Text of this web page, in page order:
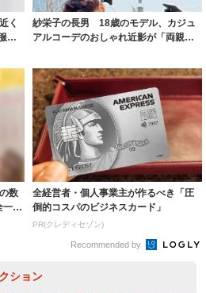
く
が
紗栄子の長男 18歳のモデル、カジュ
アルコーデのおしゃれ近影が「両親の
数
一
全経営者・個人事業主が作るべき「圧
倒的コスパのビジネスカード」
PR(クレディセゾン)
Recommended by
ション